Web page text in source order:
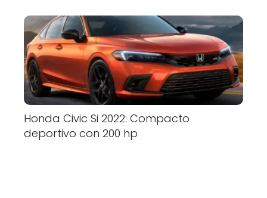
Honda Civic Si 2022: Compacto
deportivo con 200 hp